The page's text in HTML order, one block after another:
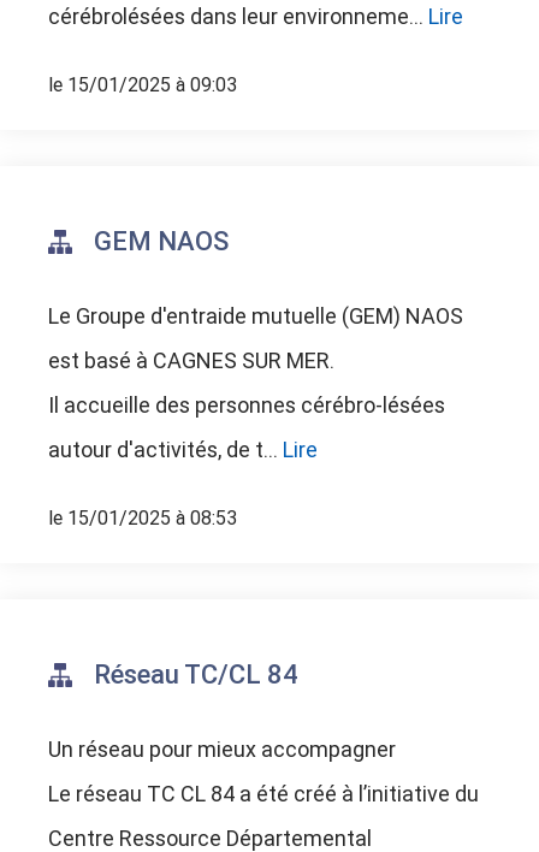
cérébrolésées dans leur environneme... Lire
le 15/01/2025 à 09:03
GEM NAOS
Le Groupe d'entraide mutuelle (GEM) NAOS
est basé à CAGNES SUR MER.
Il accueille des personnes cérébro-lésées
autour d'activités, de t... Lire
le 15/01/2025 à 08:53
Réseau TC/CL 84
Un réseau pour mieux accompagner
Le réseau TC CL 84 a été créé à l’initiative du
Centre Ressource Départemental